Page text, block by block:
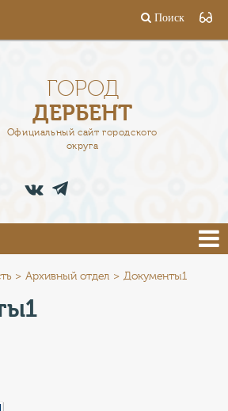
Поиск
ГОРОД
ДЕРБЕНТ
Официальный сайт городского
округа
Архивный отдел Документы1